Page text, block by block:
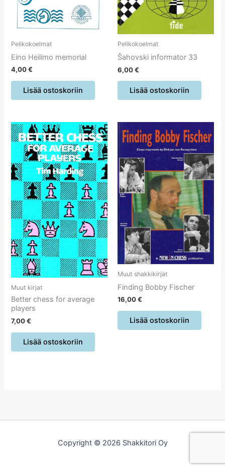
Pelikokoelmat
Eino Heilimo memorial
4,00€
Lisää ostoskoriin
Pelikokoelmat
Šahovski informator 33
6,00€
Lisää ostoskoriin
Muut kirjat
Better chess for average
players
7,00€
Lisää ostoskoriin
Muut shakkikirjat
Finding Bobby Fischer
16,00€
Lisää ostoskoriin
Copyright © 2026 Shakkitori Oy